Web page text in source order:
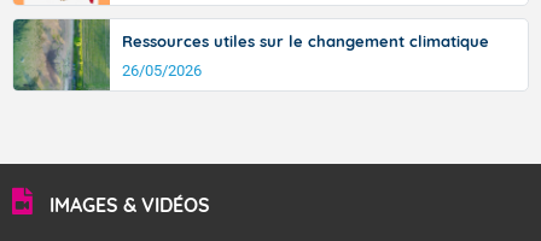
Ressources utiles sur le changement climatique
26/05/2026
IMAGES & VIDÉOS